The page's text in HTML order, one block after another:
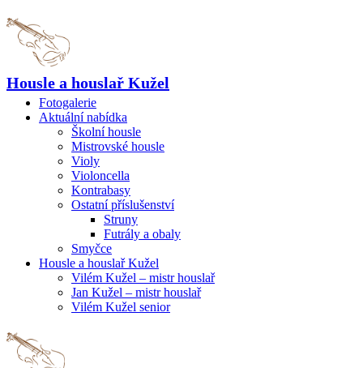
Housle a houslař Kužel
Fotogalerie
Aktuální nabídka
Školní housle
Mistrovské housle
Violy
Violoncella
Kontrabasy
Ostatní příslušenství
Struny
Futrály a obaly
Smyčce
Housle a houslař Kužel
Vilém Kužel – mistr houslař
Jan Kužel – mistr houslař
Vilém Kužel senior